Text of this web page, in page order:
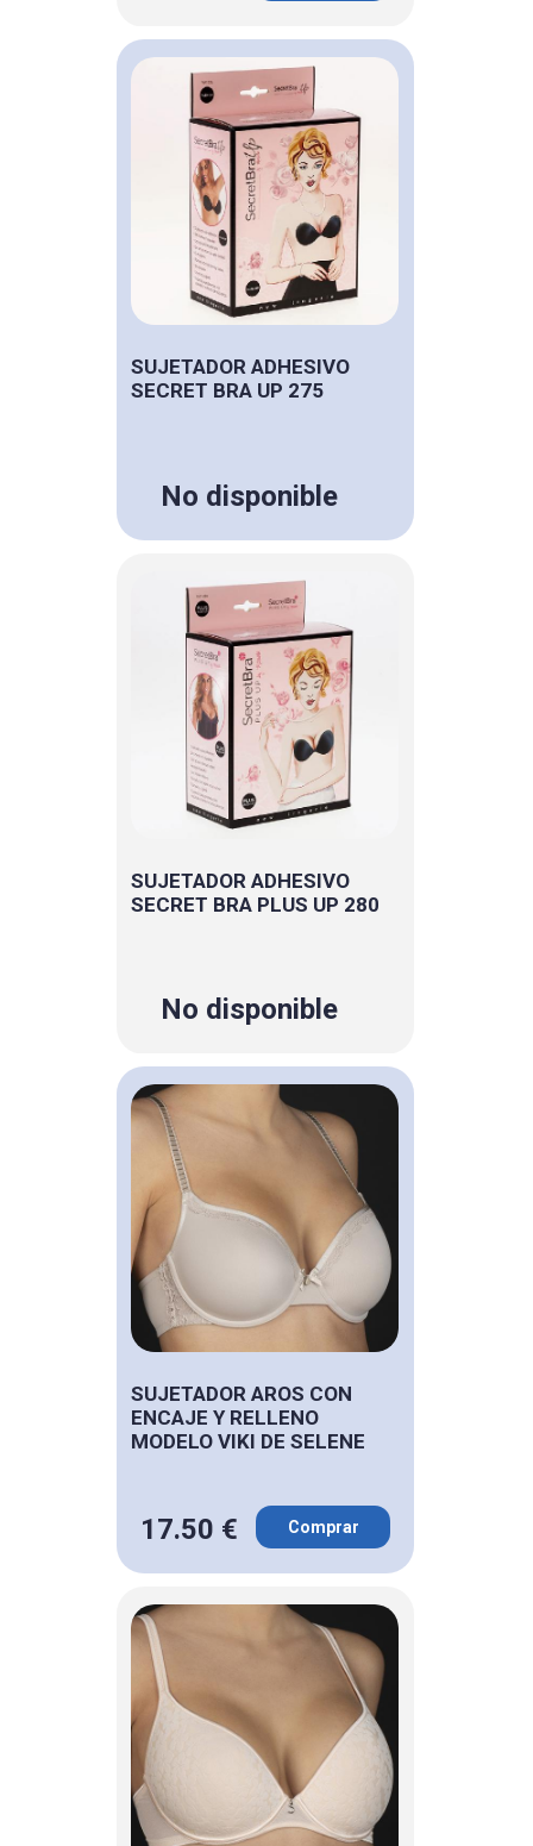
SUJETADOR ADHESIVO
SECRET BRA UP 275
No disponible
SUJETADOR ADHESIVO
SECRET BRA PLUS UP 280
No disponible
SUJETADOR AROS CON
ENCAJE Y RELLENO
MODELO VIKI DE SELENE
17.50 € Comprar